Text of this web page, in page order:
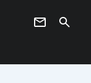
newsletter search